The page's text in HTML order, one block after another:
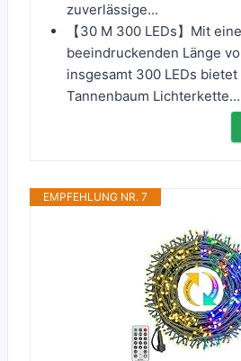
zuverlässige...
【30 M 300 LEDs】Mit
beeindruckenden Länge
insgesamt 300 LEDs
Tannenbaum Lichterkette...
EMPFEHLUNG NR. 7